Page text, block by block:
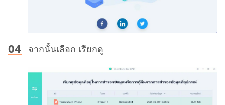
จากนั้นเลือก เรียกดู